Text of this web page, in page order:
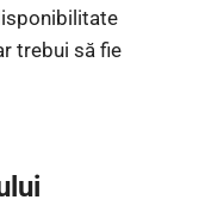
trebui să fie